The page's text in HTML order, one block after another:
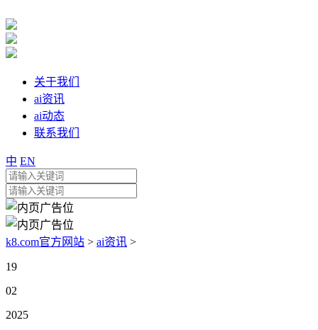
关于我们
ai资讯
ai动态
联系我们
中 EN
k8.com官方网站 > ai资讯 >
19
02
2025